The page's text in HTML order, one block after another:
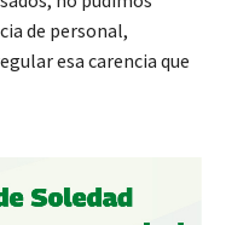
de personal,
esa carencia que